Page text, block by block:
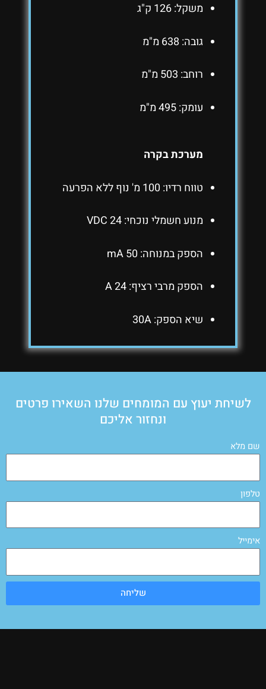
משקל: 126 ק"ג
גובה: 638 מ"מ
רוחב: 503 מ"מ
עומק: 495 מ"מ
מערכת בקרה
טווח רדיו: 100 מ' נוף ללא הפרעה
מנוע חשמלי נוכחי: 24 VDC
הספק במנוחה: 50 mA
הספק מרבי רציף: 24 A
שיא הספק: 30A
לשיחת יעוץ עם המומחים שלנו השאירו פרטים
ונחזור אליכם
שם מלא
טלפון
אימייל
שליחה